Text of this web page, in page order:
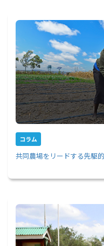
コラム
共同農場をリードする先駆